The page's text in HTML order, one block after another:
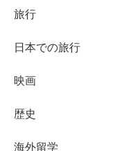
旅行
日本での旅行
映画
歴史
海外留学